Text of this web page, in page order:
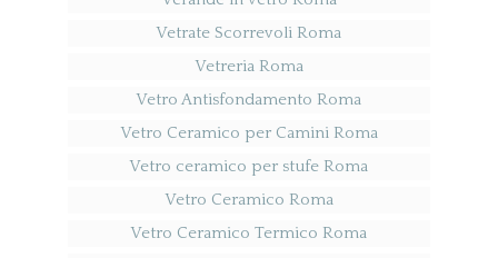
Vetrate Scorrevoli Roma
Vetreria Roma
Vetro Antisfondamento Roma
Vetro Ceramico per Camini Roma
Vetro ceramico per stufe Roma
Vetro Ceramico Roma
Vetro Ceramico Termico Roma